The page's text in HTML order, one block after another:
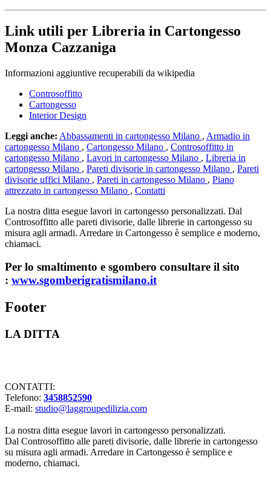
Link utili per Libreria in Cartongesso
Monza Cazzaniga
Informazioni aggiuntive recuperabili da wikipedia
Controsoffitto
Cartongesso
Interior Design
Leggi anche: Abbassamenti in cartongesso Milano , Armadio in
cartongesso Milano , Cartongesso Milano , Controsoffitto in
cartongesso Milano , Lavori in cartongesso Milano , Libreria in
cartongesso Milano , Pareti divisorie in cartongesso Milano , Pareti
divisorie uffici Milano , Pareti in cartongesso Milano , Piano
attrezzato in cartongesso Milano , Contatti
La nostra ditta esegue lavori in cartongesso personalizzati. Dal
Controsoffitto alle pareti divisorie, dalle librerie in cartongesso su
misura agli armadi. Arredare in Cartongesso è semplice e moderno,
chiamaci.
Per lo smaltimento e sgombero consultare il sito
: www.sgomberigratismilano.it
Footer
LA DITTA
CONTATTI:
Telefono: 3458852590
E-mail: studio@laggroupedilizia.com
La nostra ditta esegue lavori in cartongesso personalizzati.
Dal Controsoffitto alle pareti divisorie, dalle librerie in cartongesso
su misura agli armadi. Arredare in Cartongesso è semplice e
moderno, chiamaci.